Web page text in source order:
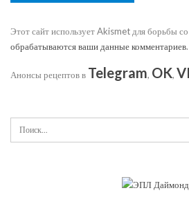
Этот сайт использует Akismet для борьбы
обрабатываются ваши данные комментариев.
Анонсы рецептов в Telegram, OK,